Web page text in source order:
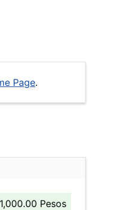
Page.
Pesos